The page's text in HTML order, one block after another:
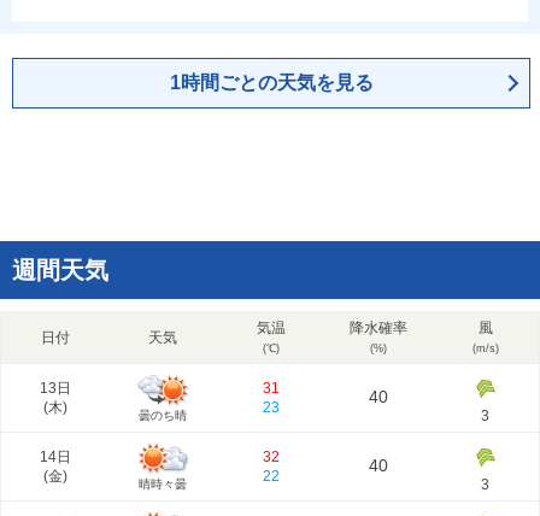
1時間ごとの天気を見る
週間天気
日付 天気
気温
(℃)
降水確率
(%)
風
(m/s)
13日
(木) 曇のち晴
31
23
40
3
14日
(金) 晴時々曇
32
22
40
3